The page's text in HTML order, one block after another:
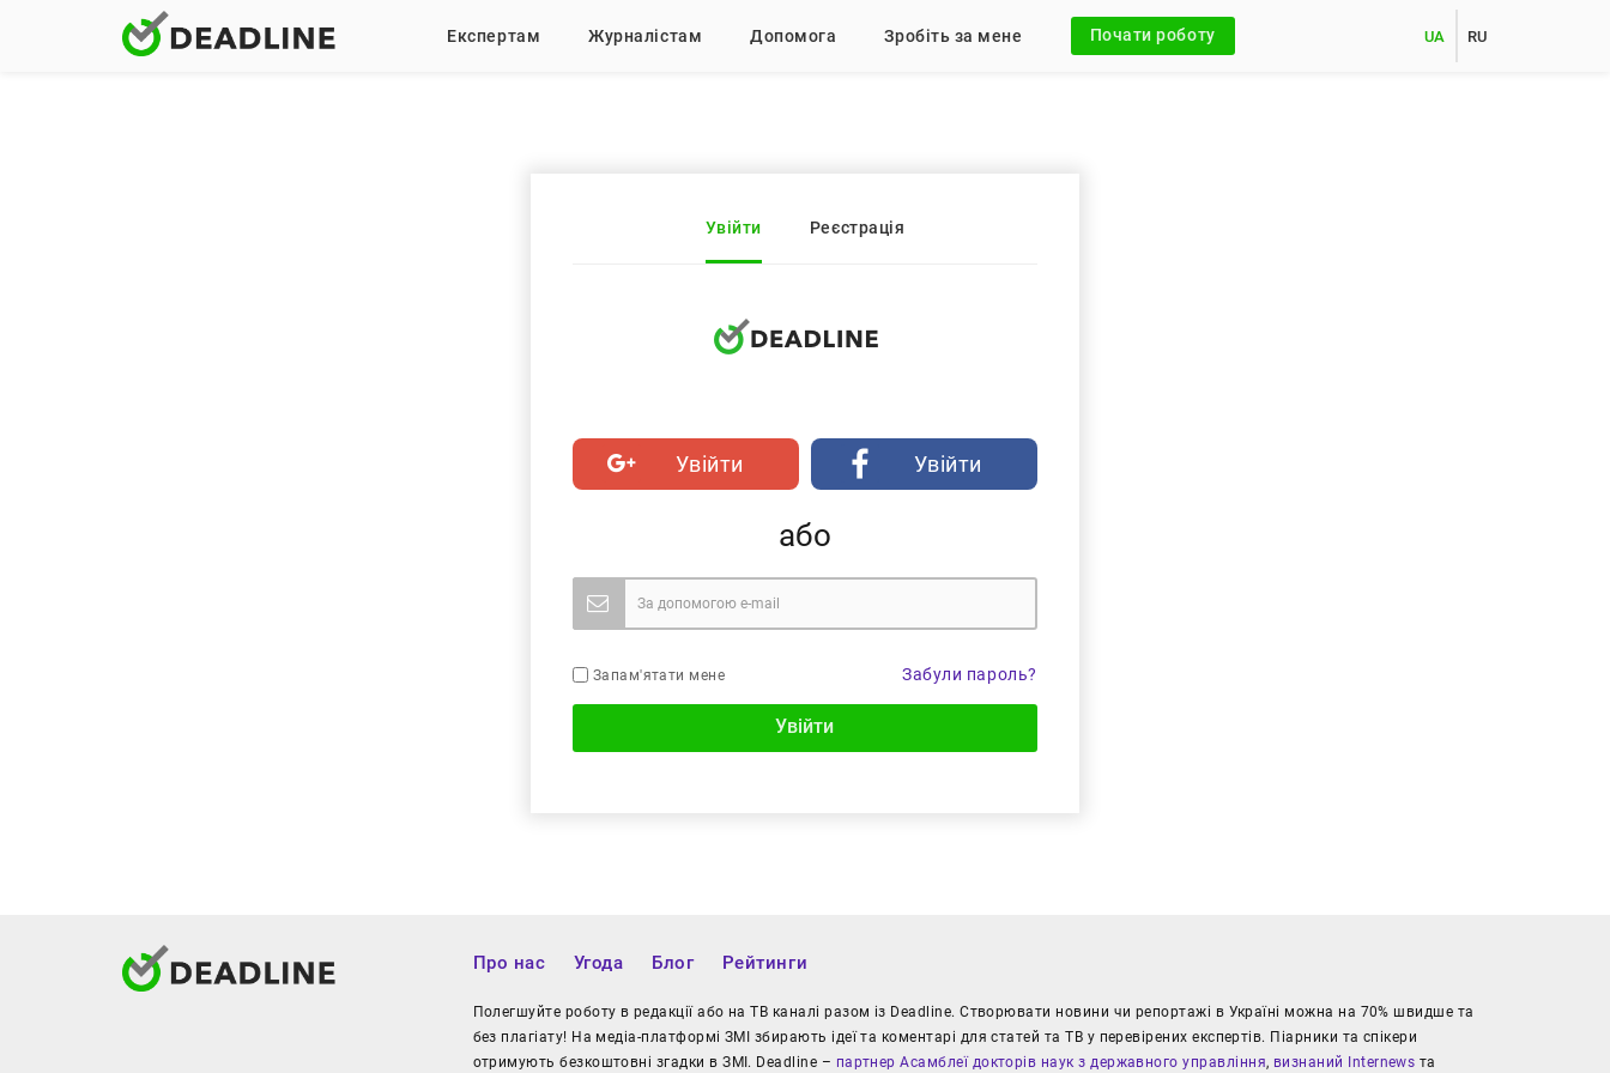
Експертам Журналістам Допомога Зробіть за мене Почати роботу UA RU
Увійти Реєстрація
Увійти Увійти
або
Запам'ятати мене Забули пароль?
Увійти
Про нас Угода Блог Рейтинги
Полегшуйте роботу в редакції або на ТВ каналі разом із Deadline. Створювати новини чи репортажі в Україні можна на 70% швидше та
без плагіату! На медіа-платформі ЗМІ збирають ідеї та коментарі для статей та ТВ у перевірених експертів. Піарники та спікери
отримують безкоштовні згадки в ЗМІ. Deadline – партнер Асамблеї докторів наук з державного управління, визнаний Internews та